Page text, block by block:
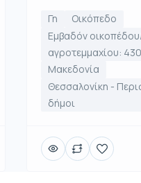
Γη
Οικόπεδο
Εμβαδόν
αγροτεμμαχίου:
Μακεδονία
Θεσσαλονίκη -
δήμοι